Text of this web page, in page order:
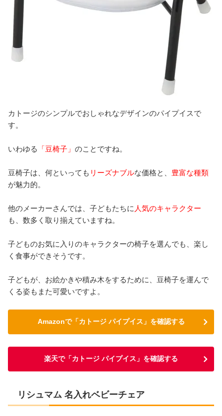
カトージのシンプルでおしゃれなデザインのパイプイスで
す。
いわゆる 「豆椅子」 のことですね。
豆椅子は、何といっても リーズナブルな価格と、 豊富な種類
が魅力的。
他のメーカーさんでは、子どもたちに 人気のキャラクター
も、数多く取り揃えていますね。
子どものお気に入りのキャラクターの椅子を選んでも、楽し
く食事ができそうです。
子どもが、お絵かきや積み木をするために、豆椅子を運んで
くる姿もまた可愛いですよ。
Amazonで「カトージ パイプイス」を確認する
楽天で「カトージ パイプイス」を確認する
リシュマム 名入れベビーチェア